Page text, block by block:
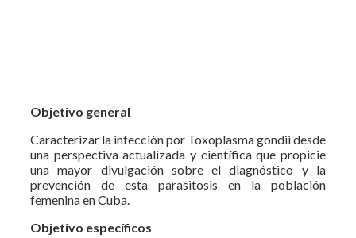
Objetivo general
Caracterizar la infección por Toxoplasma gondii desde
una perspectiva actualizada y científica que propicie
una mayor divulgación sobre el diagnóstico y la
prevención de esta parasitosis en la población
femenina en Cuba.
Objetivo específicos